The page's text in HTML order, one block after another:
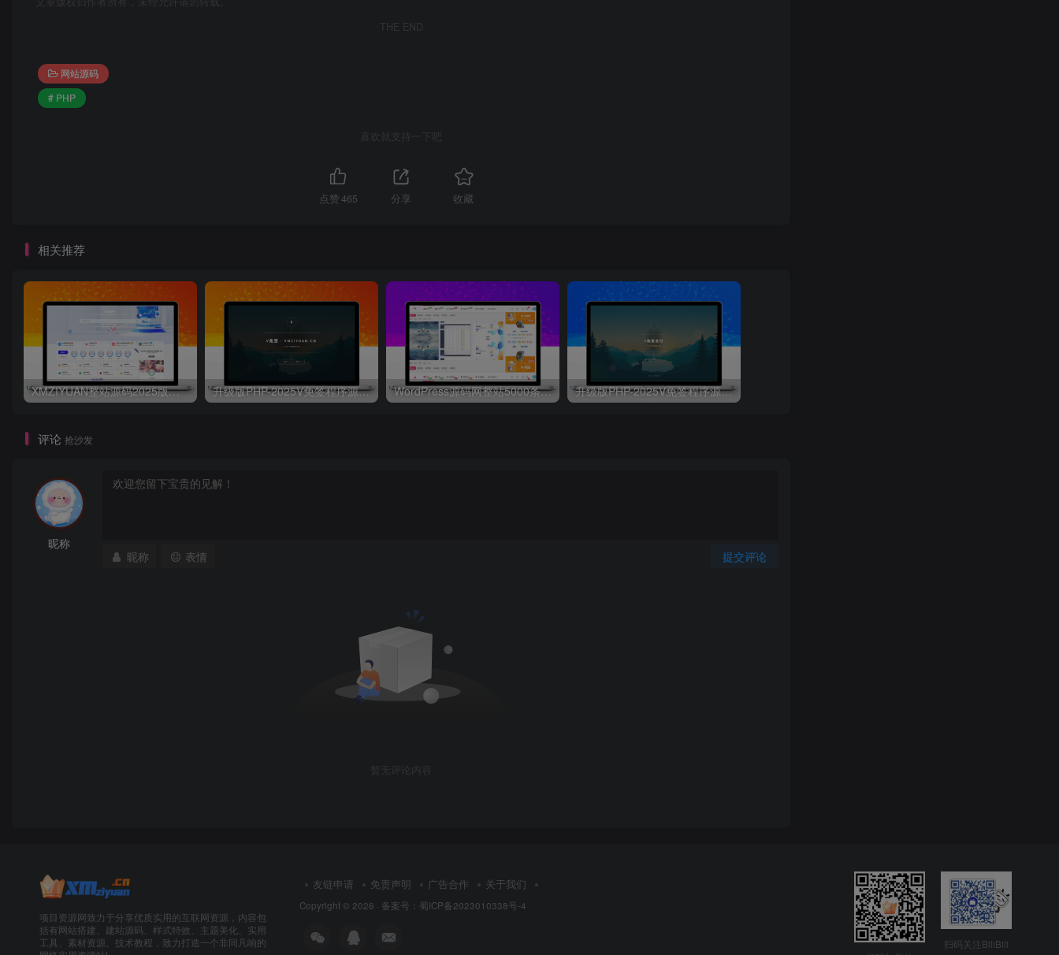
THE END
网站源码
# PHP
喜欢就支持一下吧
点赞465 分享 收藏
相关推荐
XMZIYUAN整站源码2025版带16000+整站资源 升级版PHP-2025V免签程序源码，本站同款支持支付宝和微信 WordPress源码网整站5000条源码文章数据打包+数据库 带视频教程 升级版PHP-2025V免签程序源码：改良版V免签-三网免挂支付系统，同步支持支付宝/微信QQ回调
评论 抢沙发
昵称
提交评论
昵称 表情
暂无评论内容
项目资源网致力于分享优质实用的互联网资源，内容包
括有网站搭建、建站源码、样式特效、主题美化、实用
工具、素材资源、技术教程，致力打造一个非同凡响的
友链申请 免责声明 广告合作 关于我们
Copyright © 2026 · 备案号：蜀ICP备2023010338号-4
扫码关注BiliBili